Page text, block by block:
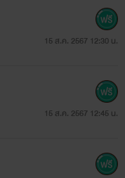
15 ส.ค. 2567 12:30 น.
15 ส.ค. 2567 12:45 น.